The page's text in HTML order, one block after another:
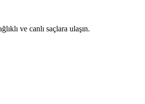
ve canlı saçlara ulaşın.